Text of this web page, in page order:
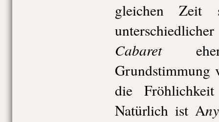
gleichen Zeit
Cabareteher
Grundstimmung
die
Natürlich ist A